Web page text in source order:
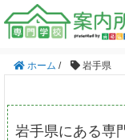
ホーム / 岩手県
岩手県にある専